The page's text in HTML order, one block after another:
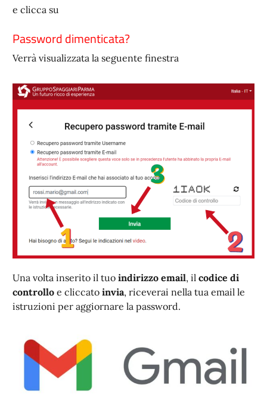
e clicca su
Password dimenticata?
Verrà visualizzata la seguente finestra
Una volta inserito il tuo indirizzo email, il codice di
controllo e cliccato invia, riceverai nella tua email le
istruzioni per aggiornare la password.